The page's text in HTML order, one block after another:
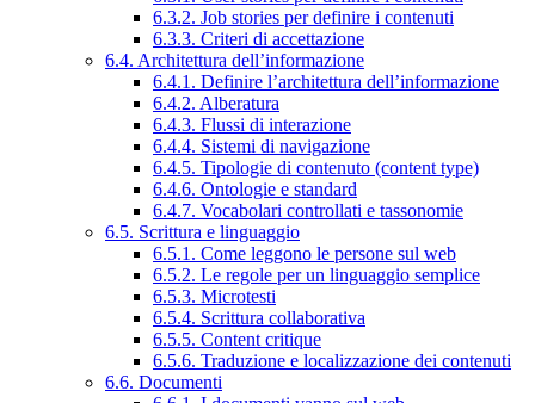
6.3.2. Job stories per definire i contenuti
6.3.3. Criteri di accettazione
6.4. Architettura dell’informazione
6.4.1. Definire l’architettura dell’informazione
6.4.2. Alberatura
6.4.3. Flussi di interazione
6.4.4. Sistemi di navigazione
6.4.5. Tipologie di contenuto (content type)
6.4.6. Ontologie e standard
6.4.7. Vocabolari controllati e tassonomie
6.5. Scrittura e linguaggio
6.5.1. Come leggono le persone sul web
6.5.2. Le regole per un linguaggio semplice
6.5.3. Microtesti
6.5.4. Scrittura collaborativa
6.5.5. Content critique
6.5.6. Traduzione e localizzazione dei contenuti
6.6. Documenti